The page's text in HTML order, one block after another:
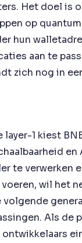
Het doel is
op
hun
aan te
zich nog in
layer-1 kiest
en
te verwerken
wil het
volgende
Als de
ontwikkelaars